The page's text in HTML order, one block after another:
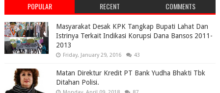
POPULAR RECENT COMMENTS
Masyarakat Desak KPK Tangkap Bupati Lahat Dan
Istrinya Terkait Indikasi Korupsi Dana Bansos 2011-
2013
Friday, January 29, 2016 43
Matan Direktur Kredit PT Bank Yudha Bhakti Tbk
Ditahan Polisi.